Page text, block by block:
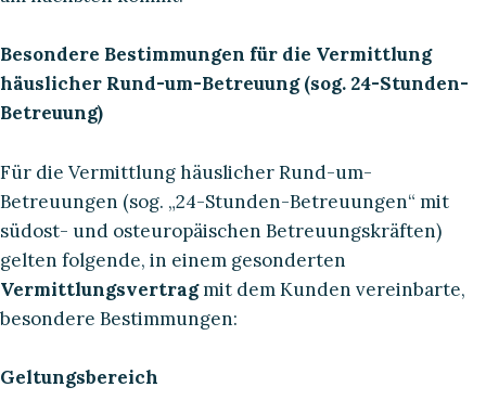
Besondere Bestimmungen für die Vermittlung
häuslicher Rund-um-Betreuung (sog. 24-Stunden-
Betreuung)
Für die Vermittlung häuslicher Rund-um-
Betreuungen (sog. „24-Stunden-Betreuungen“ mit
südost- und osteuropäischen Betreuungskräften)
gelten folgende, in einem gesonderten
Vermittlungsvertragmit dem Kunden vereinbarte,
besondere Bestimmungen:
Geltungsbereich